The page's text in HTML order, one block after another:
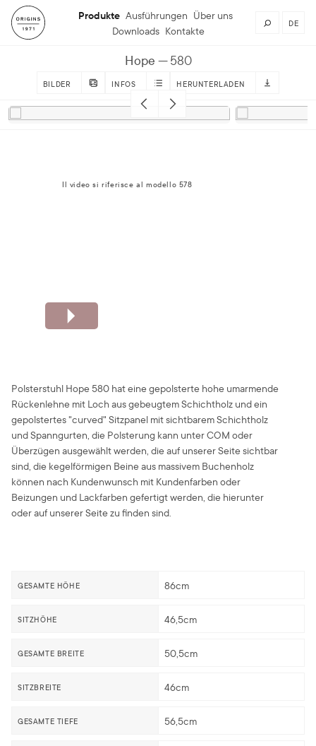
Produkte Ausführungen Über uns
Downloads Kontakte
DE
Hope 580
BILDER INFOS HERUNTERLADEN
Il video si riferisce al modello 578
Polsterstuhl Hope 580 hat eine gepolsterte hohe umarmende
Rückenlehne mit Loch aus gebeugtem Schichtholz und ein
gepolstertes "curved" Sitzpanel mit sichtbarem Schichtholz
und Spanngurten, die Polsterung kann unter COM oder
Überzügen ausgewählt werden, die auf unserer Seite sichtbar
sind, die kegelförmigen Beine aus massivem Buchenholz
können nach Kundenwunsch mit Kundenfarben oder
Beizungen und Lackfarben gefertigt werden, die hierunter
oder auf unserer Seite zu finden sind.
GESAMTE HÖHE 86cm
SITZHÖHE 46,5cm
GESAMTE BREITE 50,5cm
SITZBREITE 46cm
GESAMTE TIEFE 56,5cm